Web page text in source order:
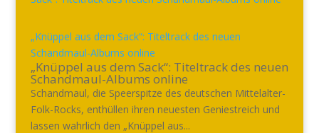
„Knüppel aus dem Sack“: Titeltrack des neuen
Schandmaul-Albums online
„Knüppel aus dem Sack“: Titeltrack des neuen
Schandmaul-Albums online
Schandmaul, die Speerspitze des deutschen Mittelalter-
Folk-Rocks, enthüllen ihren neuesten Geniestreich und
lassen wahrlich den „Knüppel aus...